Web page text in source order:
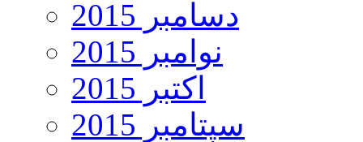
دسامبر 2015
نوامبر 2015
اکتبر 2015
سپتامبر 2015